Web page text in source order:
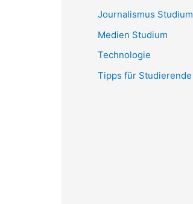
Journalismus Studium
Medien Studium
Technologie
Tipps für Studierende